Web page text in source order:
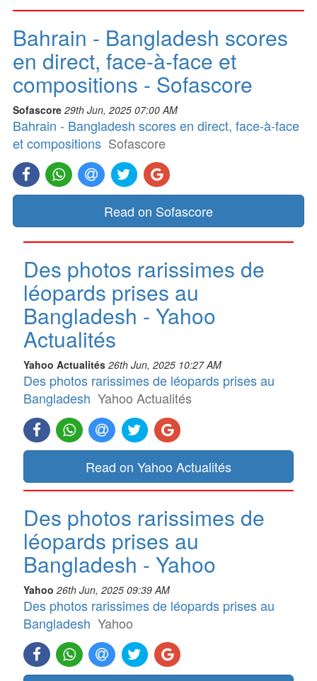
Bahrain - Bangladesh scores
en direct, face-à-face et
compositions - Sofascore
Sofascore 29th Jun, 2025 07:00 AM
Bahrain - Bangladesh scores en direct, face-à-face
et compositions Sofascore
Read on Sofascore
Des photos rarissimes de
léopards prises au
Bangladesh - Yahoo
Actualités
Yahoo Actualités 26th Jun, 2025 10:27 AM
Des photos rarissimes de léopards prises au
Bangladesh Yahoo Actualités
Read on Yahoo Actualités
Des photos rarissimes de
léopards prises au
Bangladesh - Yahoo
Yahoo 26th Jun, 2025 09:39 AM
Des photos rarissimes de léopards prises au
Bangladesh Yahoo